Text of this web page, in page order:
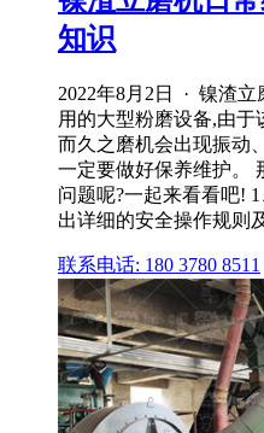
知识
2022年8月2日 · 镍渣
用的大型粉磨设备,由于
而久之磨机会出现振动
一定要做好保养维护。
问题呢?一起来看看吧!
出详细的安全操作规则
联系电话: 180 3780 8511